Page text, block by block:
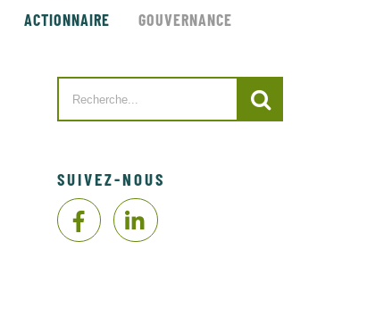
ACTIONNAIRE GOUVERNANCE
for:
SUIVEZ-NOUS